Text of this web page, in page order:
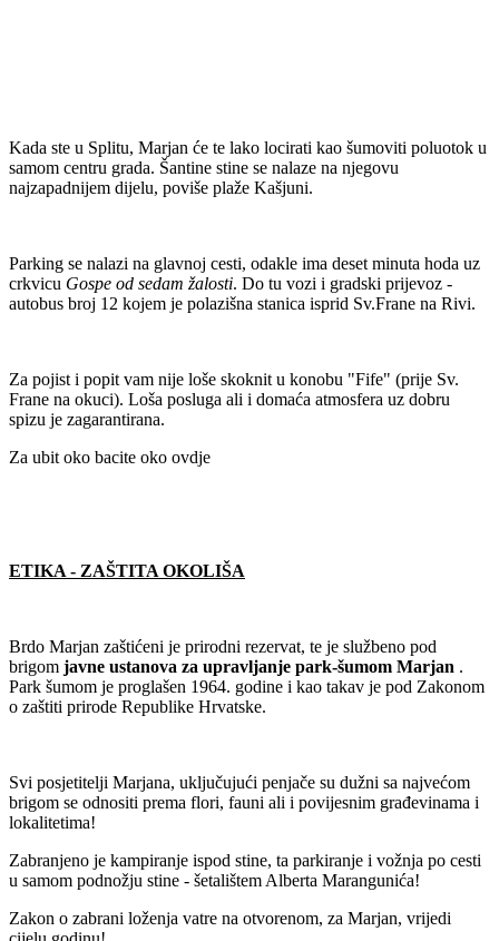
Kada ste u Splitu, Marjan će te lako locirati kao šumoviti poluotok u
samom centru grada. Šantine stine se nalaze na njegovu
najzapadnijem dijelu, poviše plaže Kašjuni.
Parking se nalazi na glavnoj cesti, odakle ima deset minuta hoda uz
crkvicu Gospe od sedam žalosti. Do tu vozi i gradski prijevoz -
autobus broj 12 kojem je polazišna stanica isprid Sv.Frane na Rivi.
Za pojist i popit vam nije loše skoknit u konobu "Fife" (prije Sv.
Frane na okuci). Loša posluga ali i domaća atmosfera uz dobru
spizu je zagarantirana.
Za ubit oko bacite oko ovdje
ETIKA - ZAŠTITA OKOLIŠA
Brdo Marjan zaštićeni je prirodni rezervat, te je službeno pod
brigom javne ustanova za upravljanje park-šumom Marjan .
Park šumom je proglašen 1964. godine i kao takav je pod Zakonom
o zaštiti prirode Republike Hrvatske.
Svi posjetitelji Marjana, uključujući penjače su dužni sa najvećom
brigom se odnositi prema flori, fauni ali i povijesnim građevinama i
lokalitetima!
Zabranjeno je kampiranje ispod stine, ta parkiranje i vožnja po cesti
u samom podnožju stine - šetalištem Alberta Marangunića!
Zakon o zabrani loženja vatre na otvorenom, za Marjan, vrijedi